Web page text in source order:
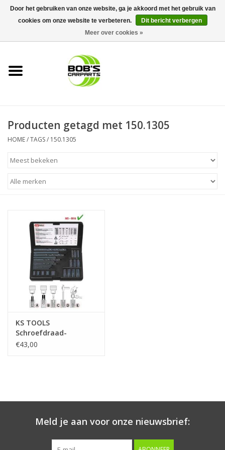
0 Artikelen - €0,00
KS TOOLS
Next Gereedschapswagens
Opbergsystemen
Starten & laden
Diagnose & meten
Handgereedschap
Luchtgereedschap
Producten getagd met 150.1305
HOME/TAGS/ 150.1305
KS TOOLS
Schroefdraad-
uitdraaiset, 25-dlg -
€43,00
Meld je aan voor onze nieuwsbrief:
Door het gebruiken van onze website, ga je akkoord met het gebruik van
cookies om onze website te verbeteren.
Dit bericht verbergen
Meer over cookies »